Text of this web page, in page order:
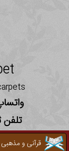
واتساپ و
تلفن ثابت
قرآنی و مذهبی